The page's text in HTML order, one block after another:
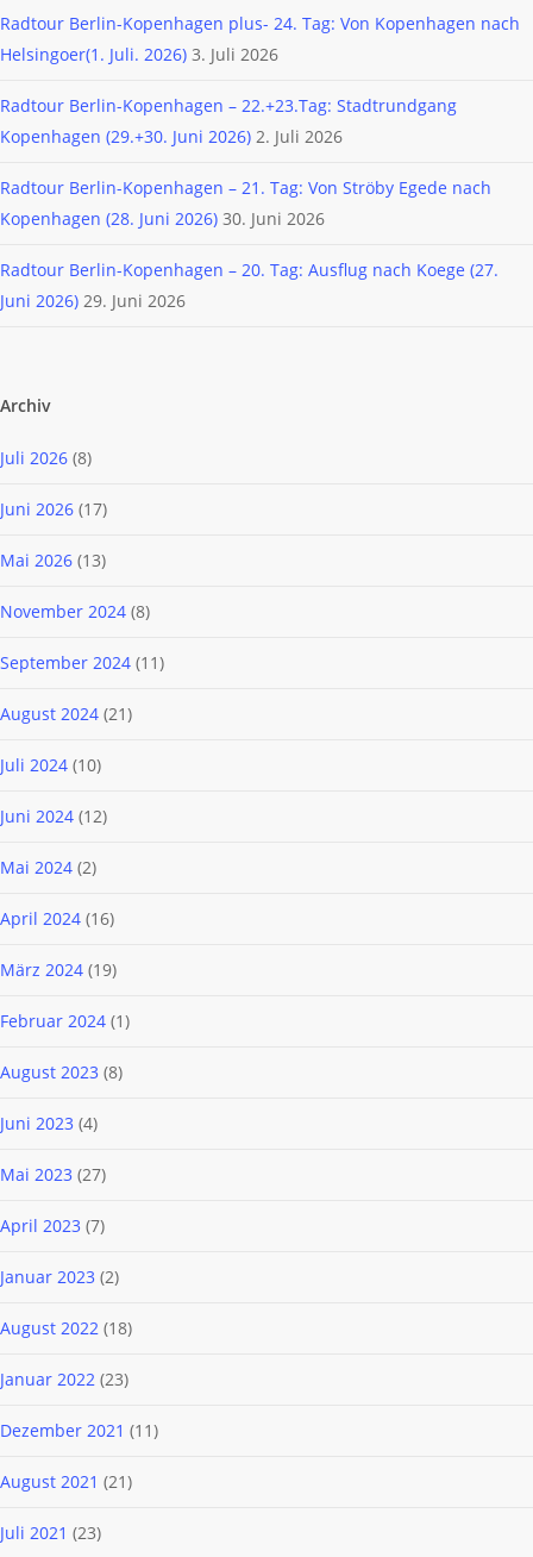
Radtour Berlin-Kopenhagen plus- 24. Tag: Von Kopenhagen nach
Helsingoer(1. Juli. 2026) 3. Juli 2026
Radtour Berlin-Kopenhagen – 22.+23.Tag: Stadtrundgang
Kopenhagen (29.+30. Juni 2026) 2. Juli 2026
Radtour Berlin-Kopenhagen – 21. Tag: Von Ströby Egede nach
Kopenhagen (28. Juni 2026) 30. Juni 2026
Radtour Berlin-Kopenhagen – 20. Tag: Ausflug nach Koege (27.
Juni 2026) 29. Juni 2026
Archiv
Juli 2026 (8)
Juni 2026 (17)
Mai 2026 (13)
November 2024 (8)
September 2024 (11)
August 2024 (21)
Juli 2024 (10)
Juni 2024 (12)
Mai 2024 (2)
April 2024 (16)
März 2024 (19)
Februar 2024 (1)
August 2023 (8)
Juni 2023 (4)
Mai 2023 (27)
April 2023 (7)
Januar 2023 (2)
August 2022 (18)
Januar 2022 (23)
Dezember 2021 (11)
August 2021 (21)
Juli 2021 (23)